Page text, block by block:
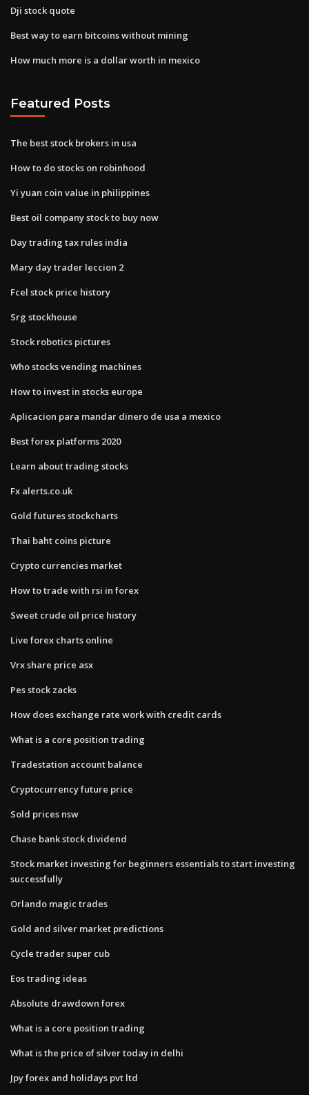
Dji stock quote
Best way to earn bitcoins without mining
How much more is a dollar worth in mexico
Featured Posts
The best stock brokers in usa
How to do stocks on robinhood
Yi yuan coin value in philippines
Best oil company stock to buy now
Day trading tax rules india
Mary day trader leccion 2
Fcel stock price history
Srg stockhouse
Stock robotics pictures
Who stocks vending machines
How to invest in stocks europe
Aplicacion para mandar dinero de usa a mexico
Best forex platforms 2020
Learn about trading stocks
Fx alerts.co.uk
Gold futures stockcharts
Thai baht coins picture
Crypto currencies market
How to trade with rsi in forex
Sweet crude oil price history
Live forex charts online
Vrx share price asx
Pes stock zacks
How does exchange rate work with credit cards
What is a core position trading
Tradestation account balance
Cryptocurrency future price
Sold prices nsw
Chase bank stock dividend
Stock market investing for beginners essentials to start investing
successfully
Orlando magic trades
Gold and silver market predictions
Cycle trader super cub
Eos trading ideas
Absolute drawdown forex
What is a core position trading
What is the price of silver today in delhi
Jpy forex and holidays pvt ltd